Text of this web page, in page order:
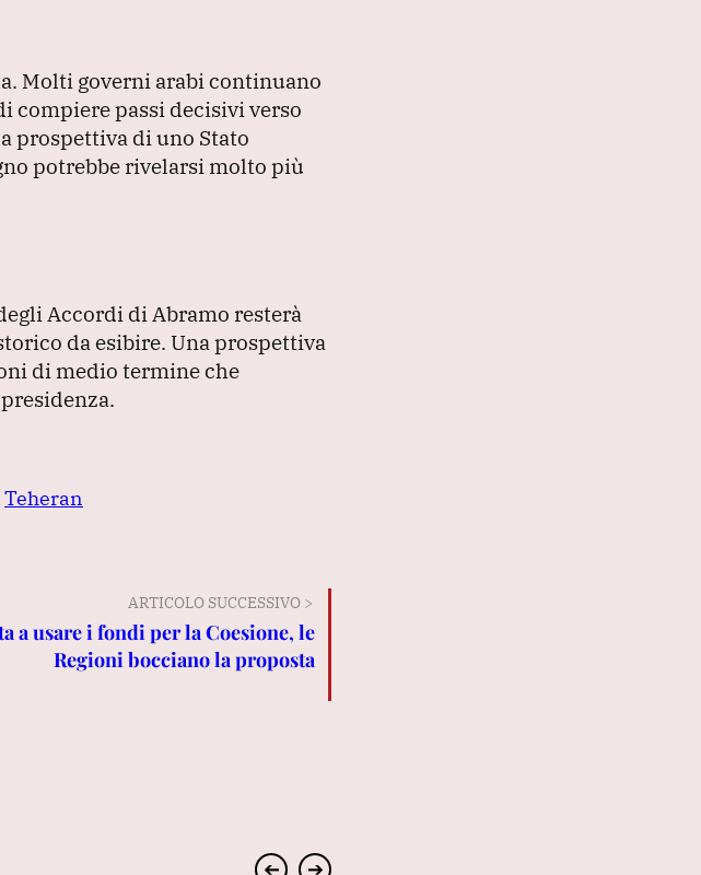
Molti governi arabi continuano
compiere passi decisivi verso
prospettiva di uno Stato
potrebbe rivelarsi molto più
Accordi di Abramo resterà
da esibire. Una prospettiva
di medio termine che
Teheran
ARTICOLO SUCCESSIVO >
a usare i fondi per la Coesione, le
Regioni bocciano la proposta
➔ ➔